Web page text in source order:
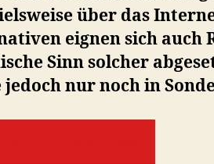
über das
eignen sich auch
Sinn solcher
jedoch nur noch in